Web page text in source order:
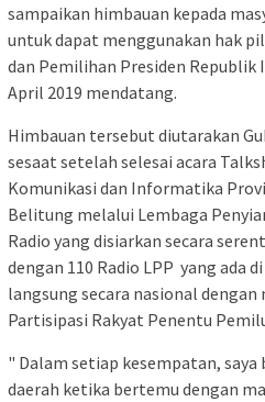
sampaikan himbauan kepada
untuk dapat menggunakan hak
dan Pemilihan Presiden Republik
April 2019 mendatang.
Himbauan tersebut diutarakan
sesaat setelah selesai acara
Komunikasi dan Informatika
Belitung melalui Lembaga
Radio yang disiarkan secara
dengan 110 Radio LPP yang ada
langsung secara nasional
Partisipasi Rakyat Penentu
" Dalam setiap kesempatan,
daerah ketika bertemu dengan